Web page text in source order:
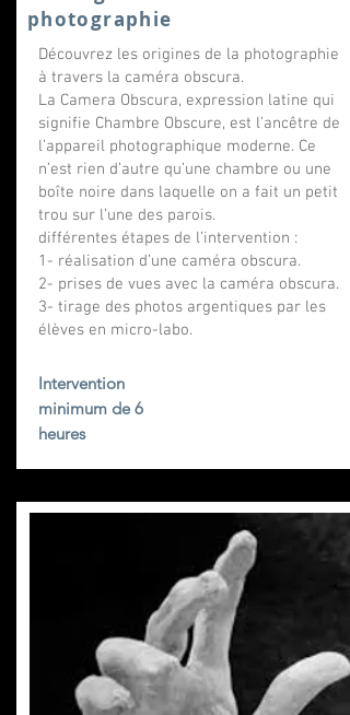
photographie
Découvrez les origines de la photographie
à travers la caméra obscura.
La Camera Obscura, expression latine qui
signifie Chambre Obscure, est l’ancêtre de
l’appareil photographique moderne. Ce
n’est rien d’autre qu’une chambre ou une
boîte noire dans laquelle on a fait un petit
trou sur l’une des parois.
différentes étapes de l’intervention :
1- réalisation d’une caméra obscura.
2- prises de vues avec la caméra obscura.
3- tirage des photos argentiques par les
élèves en micro-labo.
Intervention
minimum de 6
heures